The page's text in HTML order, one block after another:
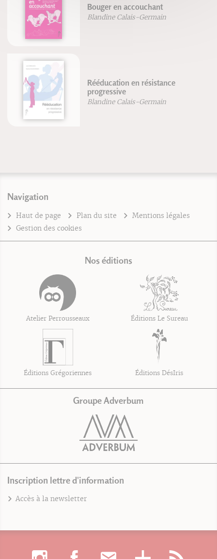
Bouger en accouchant
Blandine Calais-Germain
Rééducation en résistance
progressive
Blandine Calais-Germain
Navigation
Haut de page Plan du site
Mentions légales
Gestion des cookies
Nos éditions
Atelier Perrousseaux Éditions Le Sureau
Éditions Grégoriennes Éditions DésIris
Groupe Adverbum
Inscription lettre d'information
Accès à la newsletter